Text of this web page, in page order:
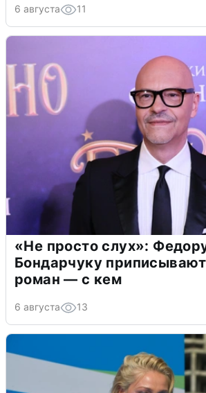
6 августа 11
«Не просто слух»:
Бондарчуку
роман — с кем
6 августа 13